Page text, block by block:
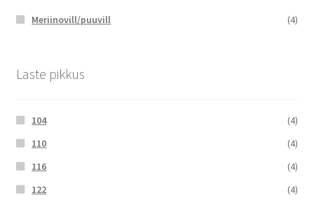
Meriinovill/puuvill (4)
Laste pikkus
104
(4)
110
(4)
116
(4)
122
(4)